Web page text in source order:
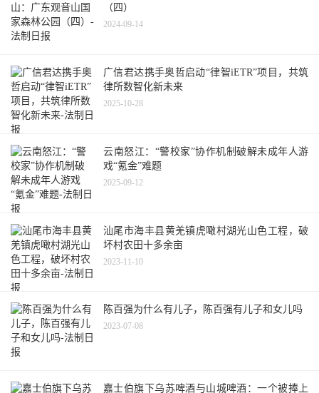
（四）
2024-09-14
广信君达携手奥哲启动“律智iETR”项目，共筑
律所数智化新未来
2025-10-28
云南怒江：“警校家”协作机制破解未成年人游
戏“氪金”难题
2025-09-12
汕尾市海丰县黄羌镇虎噉村湖光山色工程，破
坏村农田十多余亩
2023-11-10
陈百强为什么有儿子，陈百强有儿子和女儿吗
2023-07-08
嘉士伯旗下乌苏啤酒与山城啤酒：一个被捧上